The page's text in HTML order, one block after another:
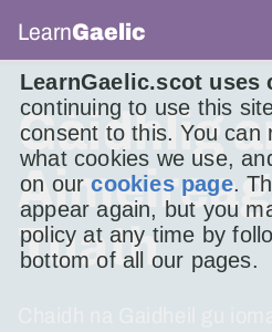
LearnGaelic.scot uses
continuing to use this
consent to this. You can
what cookies we use,
on ourcookies page.
appear again, but you
policy at any time by
bottom of all our pages.
LearnGaelic
Gàidhlig
Tuath
Chaidh na Gaidheil gu